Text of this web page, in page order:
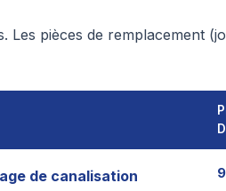
pièces de remplacement
de canalisation